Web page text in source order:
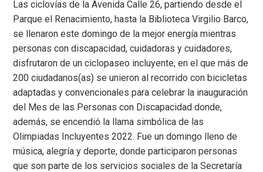
Las ciclovías de la Avenida Calle 26, partiendo desde el
Parque el Renacimiento, hasta la Biblioteca Virgilio Barco,
se llenaron este domingo de la mejor energía mientras
personas con discapacidad, cuidadoras y cuidadores,
disfrutaron de un ciclopaseo incluyente, en el que más de
200 ciudadanos(as) se unieron al recorrido con bicicletas
adaptadas y convencionales para celebrar la inauguración
del Mes de las Personas con Discapacidad donde,
además, se encendió la llama simbólica de las
Olimpiadas Incluyentes 2022. Fue un domingo lleno de
música, alegría y deporte, donde participaron personas
que son parte de los servicios sociales de la Secretaría